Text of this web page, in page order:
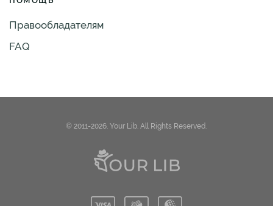
Правообладателям
FAQ
© 2011-2026. Your Lib. All Rights Reserved.